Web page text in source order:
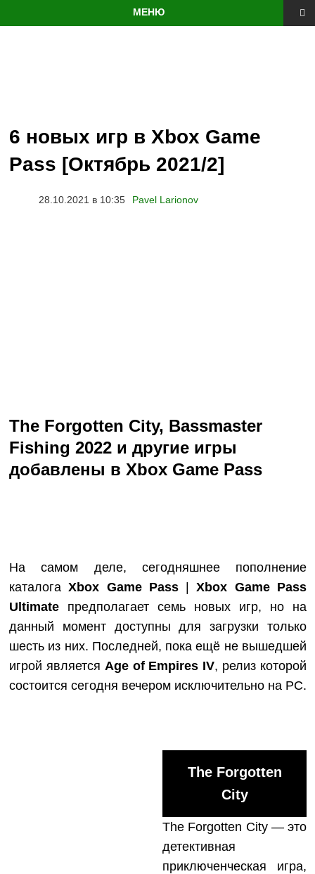
МЕНЮ
6 новых игр в Xbox Game
Pass [Октябрь 2021/2]
28.10.2021 в 10:35 Pavel Larionov
The Forgotten City, Bassmaster
Fishing 2022 и другие игры
добавлены в Xbox Game Pass
На самом деле, сегодняшнее пополнение
каталогаXbox Game Pass|Xbox Game Pass
Ultimate предполагает семь новых игр, но на
данный момент доступны для загрузки только
шесть из них. Последней, пока ещё не вышедшей
игрой является Age of Empires IV, релиз которой
состоится сегодня вечером исключительно на PC.
The Forgotten
City
The Forgotten City — это
детективная
приключенческая игра,